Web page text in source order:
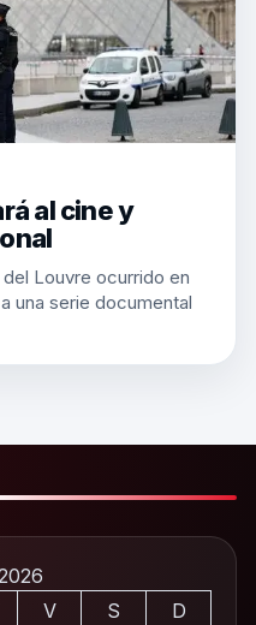
al cine y
Louvre ocurrido en
una serie documental
V S
D